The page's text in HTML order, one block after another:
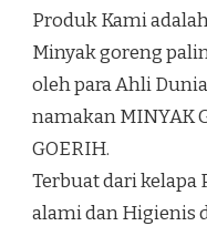
Produk Kami
Minyak goreng
oleh para Ahli
namakan MINYAK
GOERIH.
Terbuat dari kelapa
alami dan Higienis